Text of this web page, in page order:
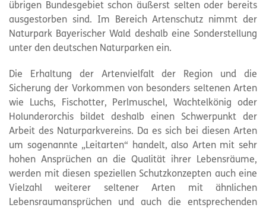
übrigen Bundesgebiet schon äußerst selten oder bereits
ausgestorben sind. Im Bereich Artenschutz nimmt der
Naturpark Bayerischer Wald deshalb eine Sonderstellung
unter den deutschen Naturparken ein.
Die Erhaltung der Artenvielfalt der Region und die
Sicherung der Vorkommen von besonders seltenen Arten
wie Luchs, Fischotter, Perlmuschel, Wachtelkönig oder
Holunderorchis bildet deshalb einen Schwerpunkt der
Arbeit des Naturparkvereins. Da es sich bei diesen Arten
um sogenannte „Leitarten“ handelt, also Arten mit sehr
hohen Ansprüchen an die Qualität ihrer Lebensräume,
werden mit diesen speziellen Schutzkonzepten auch eine
Vielzahl weiterer seltener Arten mit ähnlichen
Lebensraumansprüchen und auch die entsprechenden